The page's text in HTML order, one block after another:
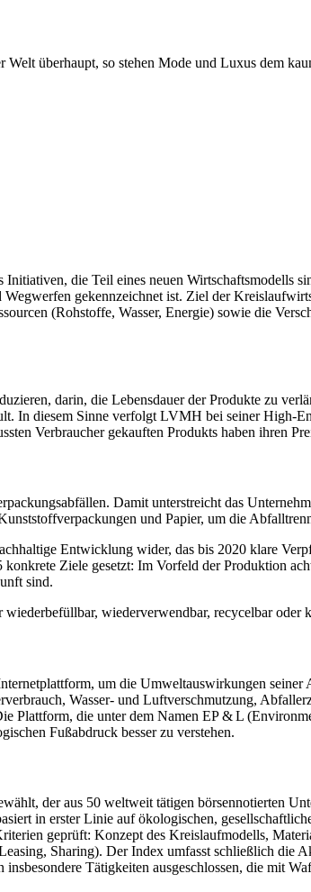
überhaupt, so stehen Mode und Luxus dem
die Teil eines neuen Wirtschaftsmodells
gekennzeichnet ist. Ziel der
(Rohstoffe, Wasser, Energie) sowie die
darin, die Lebensdauer der Produkte zu
In diesem Sinne verfolgt LVMH bei seiner High-
Verbraucher gekauften Produkts haben ihren
Damit unterstreicht das
und Papier, um die
Entwicklung wider, das bis 2020 klare
Ziele gesetzt: Im Vorfeld der Produktion
sind.
wiederverwendbar, recycelbar oder
um die Umweltauswirkungen seiner
Wasser- und Luftverschmutzung,
Plattform, die unter dem Namen EP & L
Fußabdruck besser zu verstehen.
der aus 50 weltweit tätigen börsennotierten
in erster Linie auf ökologischen,
geprüft: Konzept des Kreislaufmodells,
Sharing). Der Index umfasst schließlich die
Tätigkeiten ausgeschlossen, die mit